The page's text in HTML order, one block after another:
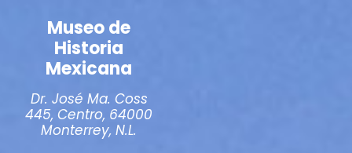
Museo de
Historia
Mexicana
Dr. José Ma. Coss
445, Centro, 64000
Monterrey, N.L.